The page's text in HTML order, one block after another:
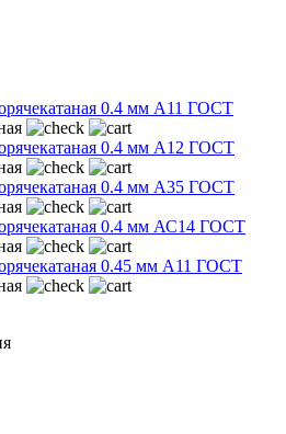
0.4 мм А11 ГОСТ
0.4 мм А12 ГОСТ
0.4 мм А35 ГОСТ
0.4 мм АС14 ГОСТ
0.45 мм А11 ГОСТ